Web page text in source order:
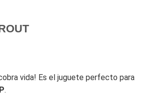
vida! Es el juguete perfecto para
.